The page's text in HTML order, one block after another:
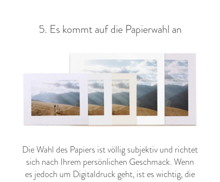
5. Es kommt auf die Papierwahl an
Die Wahl des Papiers ist völlig subjektiv und richtet
sich nach Ihrem persönlichen Geschmack. Wenn
es jedoch um Digitaldruck geht, ist es wichtig, die